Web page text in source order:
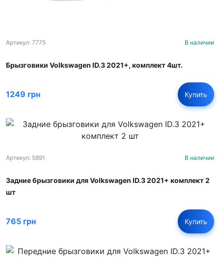
Артикул: 7775 В наличии
Брызговики Volkswagen ID.3 2021+, комплект 4шт.
1249 грн Купить
Артикул: 5891 В наличии
Задние брызговики для Volkswagen ID.3 2021+ комплект 2
шт
765 грн Купить